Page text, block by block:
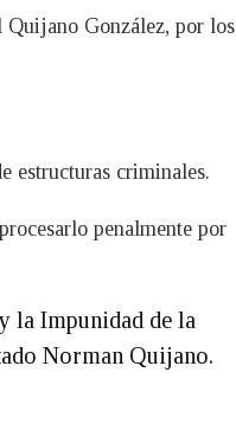
González, por los
estructuras criminales.
penalmente por
la Impunidad de la
Norman Quijano.